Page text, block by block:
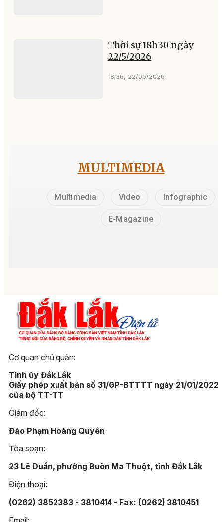
Thời sự 18h30 ngày
22/5/2026
18:36, 22/05/2026
MULTIMEDIA
Multimedia Video Infographic
E-Magazine
Cơ quan chủ quản:
Tỉnh ủy Đắk Lắk
Giấy phép xuất bản số 31/GP-BTTTT ngày 21/01/2022
của bộ TT-TT
Giám đốc:
Đào Phạm Hoàng Quyên
Tòa soạn:
23 Lê Duẩn, phường Buôn Ma Thuột, tỉnh Đắk Lắk
Điện thoại:
(0262) 3852383 - 3810414 - Fax: (0262) 3810451
Email: